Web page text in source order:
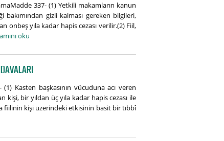
337- (1) Yetkili makamların kanun
bakımından gizli kalması gereken bilgileri,
onbeş yıla kadar hapis cezası verilir.(2) Fiil,
oku
Kasten başkasının vücuduna acı veren
kişi, bir yıldan üç yıla kadar hapis cezası ile
fiilinin kişi üzerindeki etkisinin basit bir tıbbî